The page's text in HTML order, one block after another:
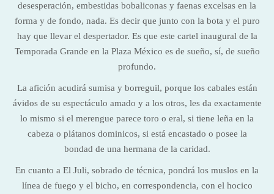
desesperación, embestidas bobaliconas y faenas excelsas en la
forma y de fondo, nada. Es decir que junto con la bota y el puro
hay que llevar el despertador. Es que este cartel inaugural de la
Temporada Grande en la Plaza México es de sueño, sí, de sueño
profundo.
La afición acudirá sumisa y borreguil, porque los cabales están
ávidos de su espectáculo amado y a los otros, les da exactamente
lo mismo si el merengue parece toro o eral, si tiene leña en la
cabeza o plátanos dominicos, si está encastado o posee la
bondad de una hermana de la caridad.
En cuanto a El Juli, sobrado de técnica, pondrá los muslos en la
línea de fuego y el bicho, en correspondencia, con el hocico